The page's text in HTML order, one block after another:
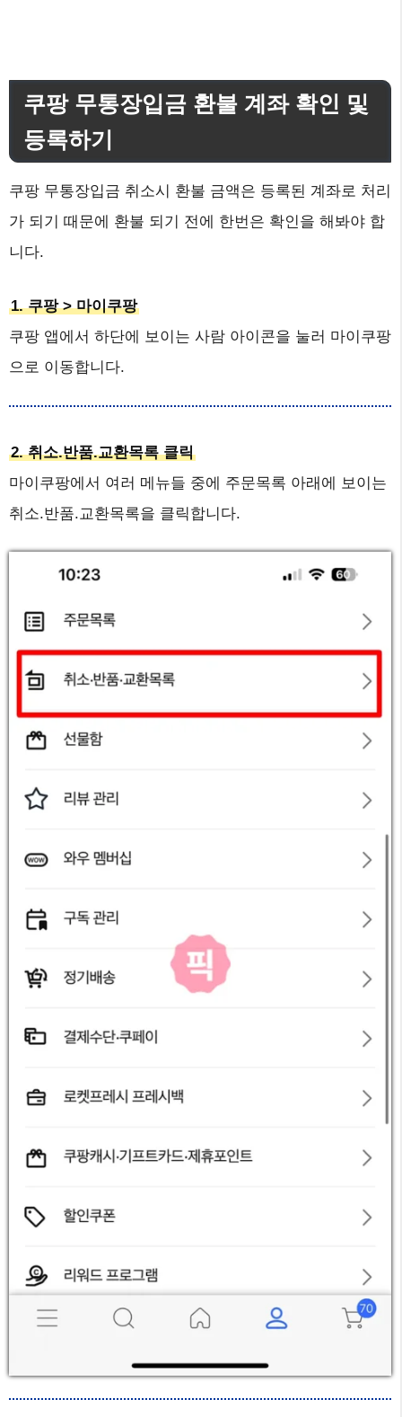
쿠팡 무통장입금 환불 계좌 확인 및
등록하기
쿠팡 무통장입금 취소시 환불 금액은 등록된 계좌로 처리
가 되기 때문에 환불 되기 전에 한번은 확인을 해봐야 합
니다.
1. 쿠팡 > 마이쿠팡
쿠팡 앱에서 하단에 보이는 사람 아이콘을 눌러 마이쿠팡
으로 이동합니다.
2. 취소.반품.교환목록 클릭
마이쿠팡에서 여러 메뉴들 중에 주문목록 아래에 보이는
취소.반품.교환목록을 클릭합니다.